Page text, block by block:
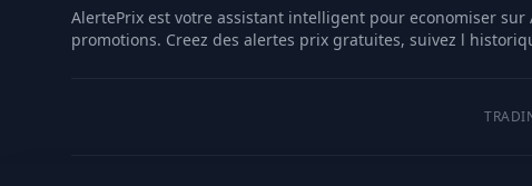
AlertePrix est votre assistant intelligent pour economiser
promotions. Creez des alertes prix gratuites, suivez l